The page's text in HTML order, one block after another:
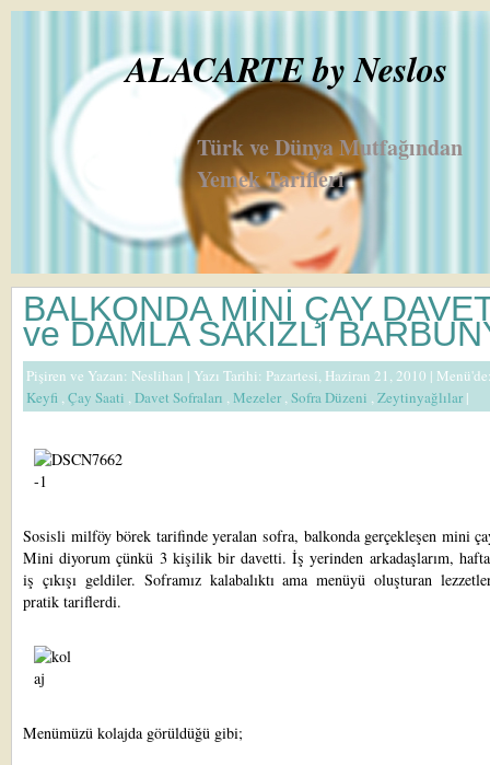
ALACARTE by Neslos
Türk ve Dünya Mutfağından
Yemek Tarifleri
BALKONDA MİNİ ÇAY
ve DAMLA SAKIZLI
Pişiren ve Yazan: Neslihan | Yazı Tarihi: Pazartesi, Haziran 21, 2010 |
Keyfi ,Çay Saati ,Davet Sofraları ,Mezeler,Sofra Düzeni ,Zeytinyağlılar|
Sosisli milföy börek tarifinde yeralan sofra, balkonda gerçekleşen mini
Mini diyorum çünkü 3 kişilik bir davetti. İş yerinden arkadaşlarım, hafta
iş çıkışı geldiler. Soframız kalabalıktı ama menüyü oluşturan
pratik tariflerdi.
Menümüzü kolajda görüldüğü gibi;